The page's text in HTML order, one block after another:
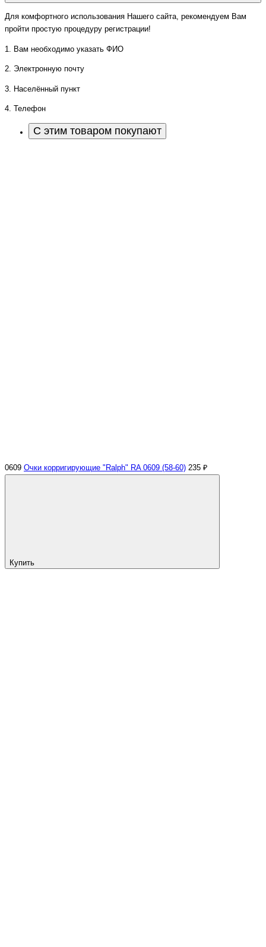
Для комфортного использования Нашего сайта, рекомендуем Вам
пройти простую процедуру регистрации!
1. Вам необходимо указать ФИО
2. Электронную почту
3. Населённый пункт
4. Телефон
С этим товаром покупают
0609 Очки корригирующие "Ralph" RA 0609 (58-60) 235 ₽
Купить